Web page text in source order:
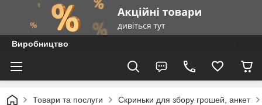
Виробництво
Товари та послуги Скриньки для збору грошей, анкет